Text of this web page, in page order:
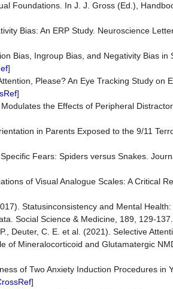
Foundations. In J. J. Gross (Ed.),
Bias: An ERP Study. Neuroscience
Bias, Ingroup Bias, and Negativity Bias in
]
Please? An Eye Tracking Study on
]
the Effects of Peripheral
in Parents Exposed to the 9/11
Fears: Spiders versus Snakes.
of Visual Analogue Scales: A Critical
Statusinconsistency and Mental
Social Science & Medicine, 189, 129-
Deuter, C. E. et al. (2021). Selective
of Mineralocorticoid and Glutamatergic
of Two Anxiety Induction Procedures in
]